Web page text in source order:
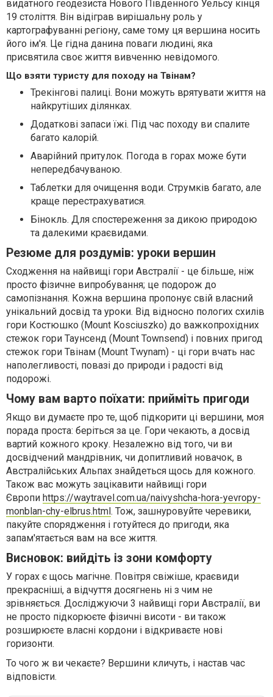
видатного геодезиста Нового Південного Уельсу кінця
19 століття. Він відіграв вирішальну роль у
картографуванні регіону, саме тому ця вершина носить
його ім'я. Це гідна данина поваги людині, яка
присвятила своє життя вивченню невідомого.
Що взяти туристу для походу на Твінам?
Трекінгові палиці. Вони можуть врятувати життя на
найкрутіших ділянках.
Додаткові запаси їжі. Під час походу ви спалите
багато калорій.
Аварійний притулок. Погода в горах може бути
непередбачуваною.
Таблетки для очищення води. Струмків багато, але
краще перестрахуватися.
Бінокль. Для спостереження за дикою природою
та далекими краєвидами.
Резюме для роздумів: уроки вершин
Сходження на найвищі гори Австралії - це більше, ніж
просто фізичне випробування; це подорож до
самопізнання. Кожна вершина пропонує свій власний
унікальний досвід та уроки. Від відносно пологих схилів
гори Костюшко (Mount Kosciuszko) до важкопрохідних
стежок гори Таунсенд (Mount Townsend) і повних пригод
стежок гори Твінам (Mount Twynam) - ці гори вчать нас
наполегливості, повазі до природи і радості від
подорожі.
Чому вам варто поїхати: прийміть пригоди
Якщо ви думаєте про те, щоб підкорити ці вершини, моя
порада проста: беріться за це. Гори чекають, а досвід
вартий кожного кроку. Незалежно від того, чи ви
досвідчений мандрівник, чи допитливий новачок, в
Австралійських Альпах знайдеться щось для кожного.
Також вас можуть зацікавити найвищі гори
Європи https://waytravel.com.ua/naivyshcha-hora-yevropy-
monblan-chy-elbrus.html. Тож, зашнуровуйте черевики,
пакуйте спорядження і готуйтеся до пригоди, яка
запам'ятається вам на все життя.
Висновок: вийдіть із зони комфорту
У горах є щось магічне. Повітря свіжіше, краєвиди
прекрасніші, а відчуття досягнень ні з чим не
зрівняється. Досліджуючи 3 найвищі гори Австралії, ви
не просто підкорюєте фізичні висоти - ви також
розширюєте власні кордони і відкриваєте нові
горизонти.
То чого ж ви чекаєте? Вершини кличуть, і настав час
відповісти.